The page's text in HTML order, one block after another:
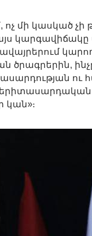
մի կասկած չի
այս
ինչը
ու
կան»։